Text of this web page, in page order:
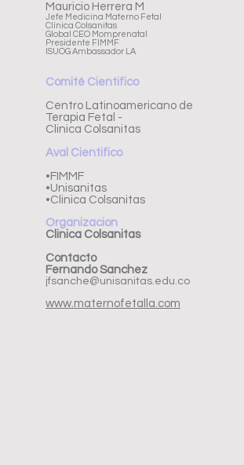
Mauricio Herrera M
Jefe Medicina Materno Fetal
Clínica Colsanitas
Global CEO Momprenatal
Presidente FIMMF
ISUOG Ambassador LA
Comité Cientifico
Centro Latinoamericano de
Terapia Fetal -
Clinica Colsanitas
Aval Cientifico
•FIMMF​
•Unisanitas
•Clinica Colsanitas
Organizacion
Clinica Colsanitas
Contacto
Fernando Sanchez
jfsanche@unisanitas.edu.co
www.maternofetalla.com